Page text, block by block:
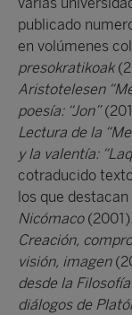
publicado
en volúmenes
presokratikoak
Aristotelesen
poesía: “Jon”
Lectura de la
y la valentía:
cotraducido
los que destacan
Nicómaco
Creación,
visión, imagen
desde la Filosofía
diálogos de